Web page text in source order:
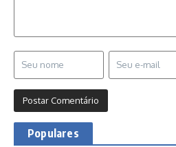
Populares